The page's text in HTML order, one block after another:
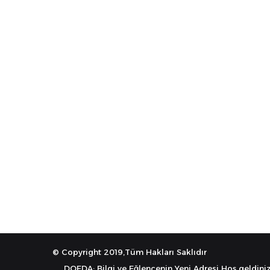
© Copyright 2019,Tüm Hakları Saklıdır